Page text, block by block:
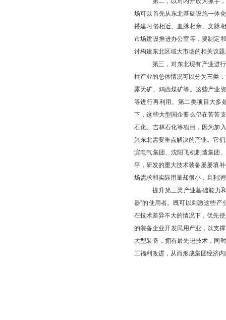
场可以首先从东北基础设施一体
搭建习俗相近、血脉相亲、文脉
市场建设推进办公室等，要制定
讨构建东北区域大市场的相关议
第三，对东北现有产业进
柱产业的总体情况可以分为三类
露天矿、鸡西煤矿等。这些产业
等进行再利用。第二类项目大多
下，这些大型国企要么仍在苦苦
石化、吉林石化等项目，因为加
兴东北需要重点解决的产业。它
滨电气集团、沈阳飞机制造集团
平，研发的重大技术装备屡屡填
场需求和实际用量却很小，且利
提升第三类产业基础能力
器”的使用者。既可以刺激这些产
在技术差异不大的情况下，优先
的装备企业开发民用产业，以支
大型装备，拥有最先进技术，同
工福利改进，从而形成集团经济